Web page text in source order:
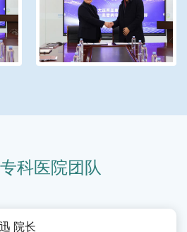
科医院团队
院长